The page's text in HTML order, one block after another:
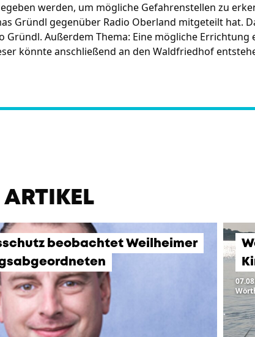
werden, um mögliche Gefahrenstellen zu
Gründl gegenüber Radio Oberland mitgeteilt hat.
Gründl. Außerdem Thema: Eine mögliche Errichtung
könnte anschließend an den Waldfriedhof
ARTIKEL
beobachtet Weilheimer